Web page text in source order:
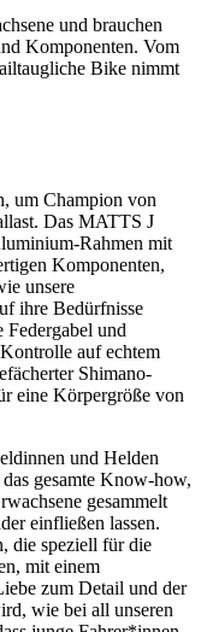
und brauchen
Komponenten. Vom
Bike nimmt
um Champion von
Das MATTS J
Rahmen mit
Komponenten,
unsere
ihre Bedürfnisse
Federgabel und
auf echtem
Shimano-
eine Körpergröße von
und Helden
gesamte Know-how,
gesammelt
einfließen lassen.
die speziell für die
mit einem
zum Detail und der
wie bei all unseren